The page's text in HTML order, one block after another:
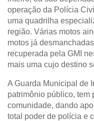
operação da Polícia
uma quadrilha
região. Várias motos
motos já
recuperada pela GMI
mais uma cujo destino
A Guarda Municipal de
patrimônio público, tem
comunidade, dando
total poder de polícia e